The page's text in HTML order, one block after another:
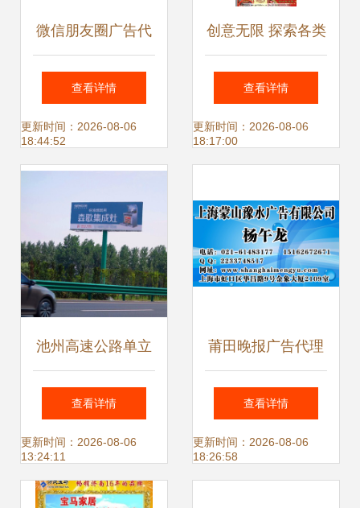
微信朋友圈广告代
理政策解读 全媒体
广告全国招募合作
商，携手共创数字
营销新未来
查看详情
更新时间：2026-08-06
18:44:52
创意无限 探索各类
名片模版与广告代
理服务
查看详情
更新时间：2026-08-06
18:17:00
池州高速公路单立
柱广告代理 打造品
牌高速传播新引擎
查看详情
更新时间：2026-08-06
13:24:11
莆田晚报广告代理
专业连接企业与市
场的桥梁
查看详情
更新时间：2026-08-06
18:26:58